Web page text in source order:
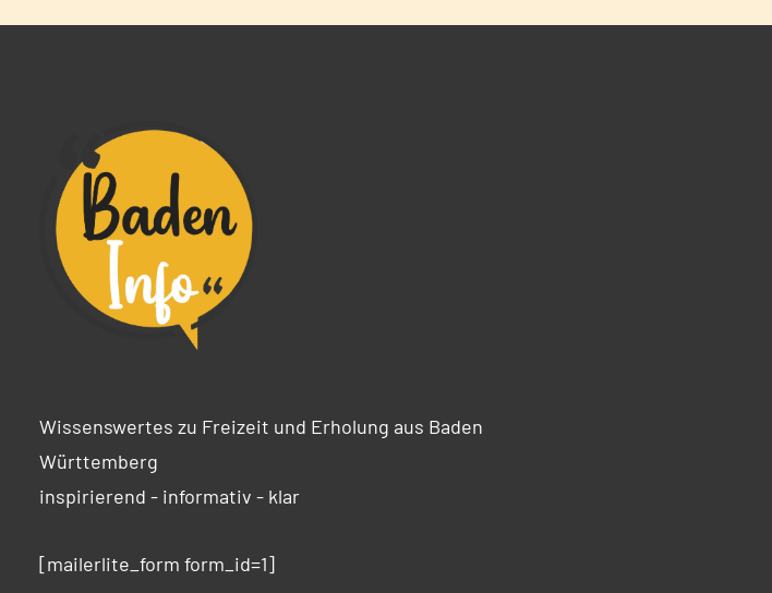
Wissenswertes zu Freizeit und Erholung aus Baden
Württemberg
inspirierend - informativ - klar
[mailerlite_form form_id=1]